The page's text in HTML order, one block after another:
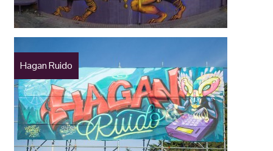
Hagan Ruido